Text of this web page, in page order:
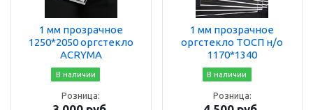
1 мм прозрачное
1250*2050 оргстекло
ACRYMA
В наличии
Розница:
1 мм прозрачное
оргстекло ТОСП н/о
1170*1340
В наличии
Розница: